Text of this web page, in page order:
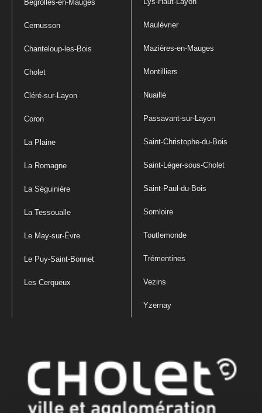
Bégrolles-en-Mauges
Cernusson
Chanteloup-les-Bois
Cholet
Cléré-sur-Layon
Coron
La Plaine
La Romagne
La Séguinière
La Tessoualle
Le May-sur-Èvre
Le Puy-Saint-Bonnet
Les Cerqueux
Maulévrier
Mazières-en-Mauges
Montilliers
Nuaillé
Passavant-sur-Layon
Saint-Christophe-du-Bois
Saint-Léger-sous-Cholet
Saint-Paul-du-Bois
Somloire
Toutlemonde
Trémentines
Vezins
Yzernay